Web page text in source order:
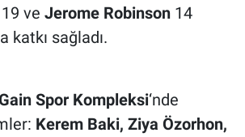
ve Jerome Robinson14
katkı sağladı.
Spor Kompleksi‘nde
Kerem Baki, Ziya Özorhon,